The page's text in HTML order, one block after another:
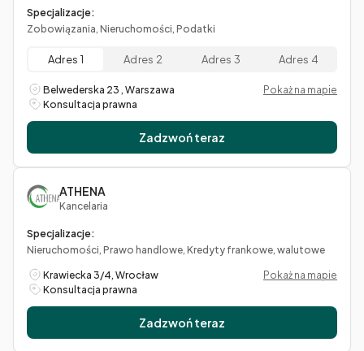
Specjalizacje:
Zobowiązania, Nieruchomości, Podatki
Adres 1 Adres 2 Adres 3 Adres 4
Belwederska 23 , Warszawa
Pokaż na mapie
Konsultacja prawna
Zadzwoń teraz
ATHENA
Kancelaria
Specjalizacje:
Nieruchomości, Prawo handlowe, Kredyty frankowe, walutowe
Krawiecka 3/4, Wrocław
Pokaż na mapie
Konsultacja prawna
Zadzwoń teraz